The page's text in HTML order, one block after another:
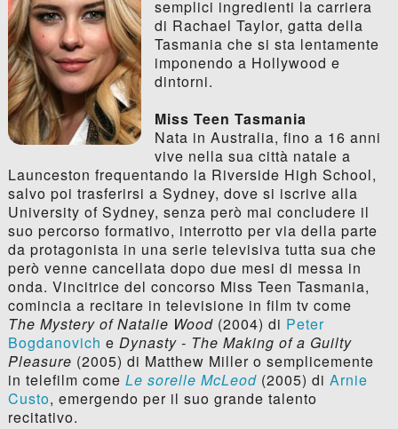
semplici ingredienti la carriera
di Rachael Taylor, gatta della
Tasmania che si sta lentamente
imponendo a Hollywood e
dintorni.
Miss Teen Tasmania
Nata in Australia, fino a 16 anni
vive nella sua città natale a
Launceston frequentando la Riverside High School,
salvo poi trasferirsi a Sydney, dove si iscrive alla
University of Sydney, senza però mai concludere il
suo percorso formativo, interrotto per via della parte
da protagonista in una serie televisiva tutta sua che
però venne cancellata dopo due mesi di messa in
onda. Vincitrice del concorso Miss Teen Tasmania,
comincia a recitare in televisione in film tv come
The Mystery of Natalie Wood(2004) di Peter
Bogdanovich e Dynasty - The Making of a Guilty
Pleasure (2005) di Matthew Miller o semplicemente
in telefilm come Le sorelle McLeod(2005) di Arnie
Custo, emergendo per il suo grande talento
recitativo.